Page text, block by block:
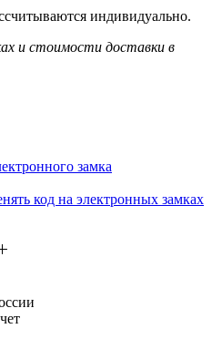
индивидуально.
и стоимости доставки в
замка
код на электронных замках